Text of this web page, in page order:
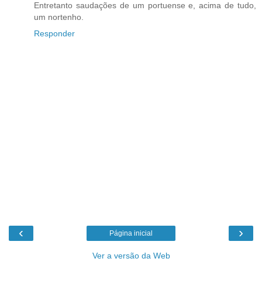
Entretanto saudações de um portuense e, acima de tudo,
um nortenho.
Responder
‹ ›
Página inicial
Ver a versão da Web